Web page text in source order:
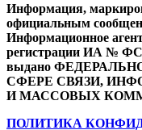
Информация,
официальным
Информационное
регистрации ИА № ФС
выдано
СФЕРЕ СВЯЗИ,
И МАССОВЫХ
ПОЛИТИКА